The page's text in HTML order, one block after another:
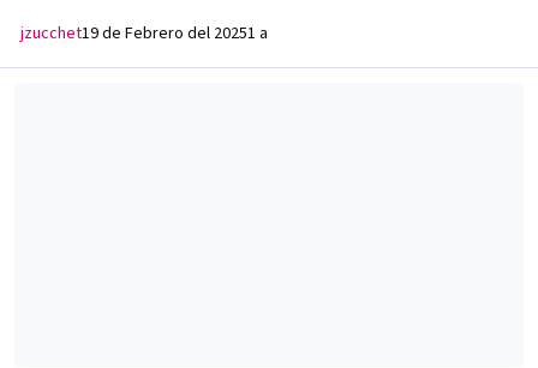
jzucchet19 de Febrero del 20251 a